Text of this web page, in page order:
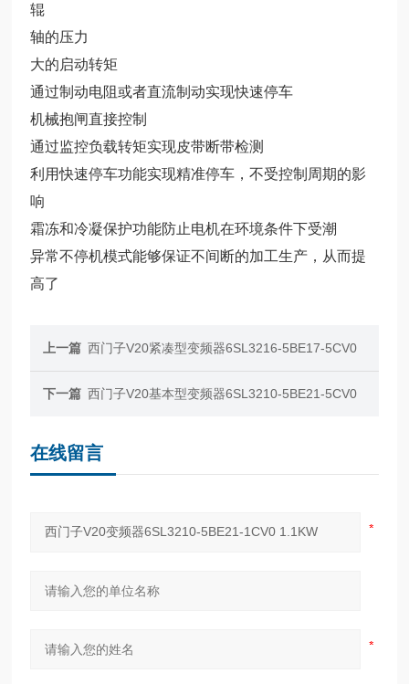
辊
轴的压力
大的启动转矩
通过制动电阻或者直流制动实现快速停车
机械抱闸直接控制
通过监控负载转矩实现皮带断带检测
利用快速停车功能实现精准停车，不受控制周期的影
响
霜冻和冷凝保护功能防止电机在环境条件下受潮
异常不停机模式能够保证不间断的加工生产，从而提
高了
上一篇 西门子V20紧凑型变频器6SL3216-5BE17-5CV0
下一篇 西门子V20基本型变频器6SL3210-5BE21-5CV0
在线留言